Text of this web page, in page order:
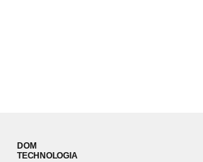
DOM
TECHNOLOGIA